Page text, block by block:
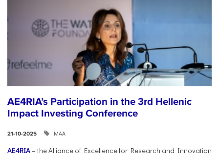
AE4RIA’s Participation in the 3rd Hellenic
Impact Investing Conference
21-10-2025 ΜΑΑ
AE4RIA– the Alliance of Excellence for Research and Innovation